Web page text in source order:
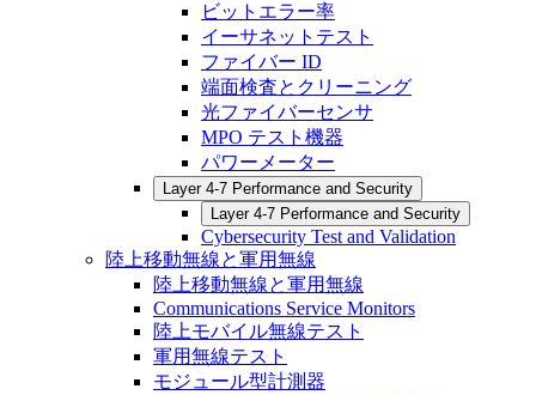
ビットエラー率
イーサネットテスト
ファイバー ID
端面検査とクリーニング
光ファイバーセンサ
MPO テスト機器
パワーメーター
Layer 4-7 Performance and Security
Layer 4-7 Performance and Security
Cybersecurity Test and Validation
陸上移動無線と軍用無線
陸上移動無線と軍用無線
Communications Service Monitors
陸上モバイル無線テスト
軍用無線テスト
モジュール型計測器